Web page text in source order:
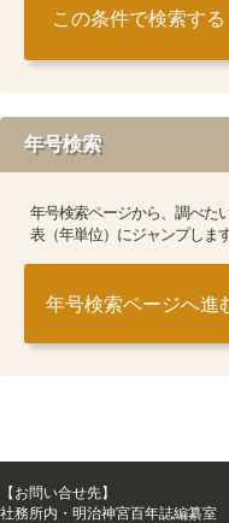
年号検索
年号検索ページから、調べた
表（年単位）にジャンプします
年号検索ページへ進
【お問い合せ先】
社務所内・明治神宮百年誌編纂室